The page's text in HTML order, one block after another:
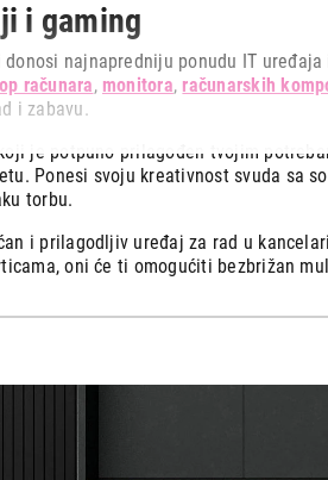
i gaming
donosi najnapredniju ponudu IT
računara, monitora, računarskih
i zabavu.
je potpuno prilagođen tvojim
Ponesi svoju kreativnost svuda sa
torbu.
i prilagodljiv uređaj za rad u
oni će ti omogućiti bezbrižan
kombinuj sa kvalitetnim i
da li radiš, surfuješ po internetu,